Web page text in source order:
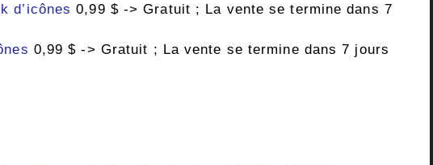
d’icônes 0,99 $ -> Gratuit ; La vente se termine dans 7
0,99 $ -> Gratuit ; La vente se termine dans 7 jours